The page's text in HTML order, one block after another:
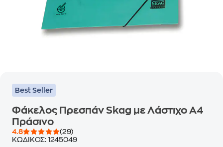
Best Seller
Φάκελος Πρεσπάν Skag με Λάστιχο A4
Πράσινο
4.8
(29)
ΚΩΔΙΚΟΣ: 1245049